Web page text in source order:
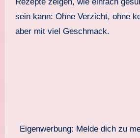
sein kann: Ohne Verzicht, ohne
aber mit viel Geschmack.
Eigenwerbung: Melde dich zu